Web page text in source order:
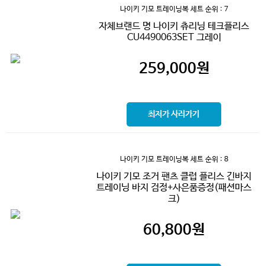
나이키 기모 트레이닝복 세트순위 : 7
자체브랜드 명 나이키 츄리닝 테크플리스
CU4490063SET 그레이
259,000원
최저가 사러가기
나이키 기모 트레이닝복 세트순위 : 8
나이키 기모 조거 팬츠 클럽 플리스 긴바지
트레이닝 바지 검정+사은품증정(패션마스
크)
60,800원